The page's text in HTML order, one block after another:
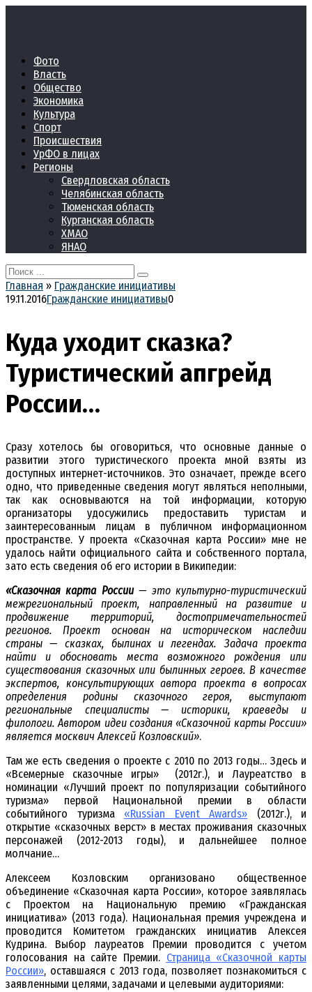
Фото
Власть
Общество
Экономика
Культура
Спорт
Происшествия
УрФО в лицах
Регионы
Свердловская область
Челябинская область
Тюменская область
Курганская область
ХМАО
ЯНАО
Search
for:
Главная » Гражданские инициативы
19.11.2016Гражданские инициативы0
Куда уходит сказка?
Туристический апгрейд
России…
Сразу хотелось бы оговориться, что основные данные о
развитии этого туристического проекта мной взяты из
доступных интернет-источников. Это означает, прежде всего
одно, что приведенные сведения могут являться неполными,
так как основываются на той информации, которую
организаторы удосужились предоставить туристам и
заинтересованным лицам в публичном информационном
пространстве. У проекта «Сказочная карта России» мне не
удалось найти официального сайта и собственного портала,
зато есть сведения об его истории в Википедии:
«Сказочная карта России— это культурно-туристический
межрегиональный проект, направленный на развитие и
продвижение территорий, достопримечательностей
регионов. Проект основан на историческом наследии
страны — сказках, былинах и легендах. Задача проекта
найти и обосновать места возможного рождения или
существования сказочных или былинных героев. В качестве
экспертов, консультирующих автора проекта в вопросах
определения родины сказочного героя, выступают
региональные специалисты — историки, краеведы и
филологи. Автором идеи создания «Сказочной карты России»
является москвич Алексей Козловский».
Там же есть сведения о проекте с 2010 по 2013 годы… Здесь и
«Всемерные сказочные игры» (2012г.), и Лауреатство в
номинации «Лучший проект по популяризации событийного
туризма» первой Национальной премии в области
событийного туризма «Russian Event Awards» (2012г.), и
открытие «сказочных верст» в местах проживания сказочных
персонажей (2012-2013 годы), и дальнейшее полное
молчание…
Алексеем Козловским организовано общественное
объединение «Сказочная карта России», которое заявлялась
с Проектом на Национальную премию «Гражданская
инициатива» (2013 года). Национальная премия учреждена и
проводится Комитетом гражданских инициатив Алексея
Кудрина. Выбор лауреатов Премии проводится с учетом
голосования на сайте Премии. Страница «Сказочной карты
России», оставшаяся с 2013 года, позволяет познакомиться с
заявленными целями, задачами и целевыми аудиториями: